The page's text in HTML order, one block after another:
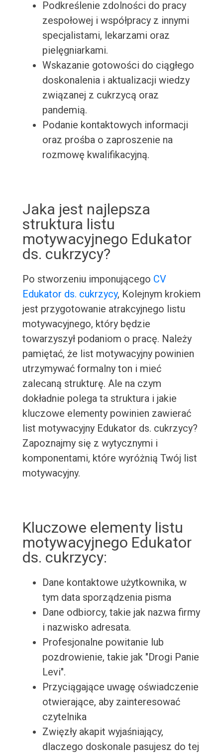
Podkreślenie zdolności do pracy
zespołowej i współpracy z innymi
specjalistami, lekarzami oraz
pielęgniarkami.
Wskazanie gotowości do ciągłego
doskonalenia i aktualizacji wiedzy
związanej z cukrzycą oraz
pandemią.
Podanie kontaktowych informacji
oraz prośba o zaproszenie na
rozmowę kwalifikacyjną.
Jaka jest najlepsza
struktura listu
motywacyjnego Edukator
ds. cukrzycy?
Po stworzeniu imponującego CV
Edukator ds. cukrzycy, Kolejnym krokiem
jest przygotowanie atrakcyjnego listu
motywacyjnego, który będzie
towarzyszył podaniom o pracę. Należy
pamiętać, że list motywacyjny powinien
utrzymywać formalny ton i mieć
zalecaną strukturę. Ale na czym
dokładnie polega ta struktura i jakie
kluczowe elementy powinien zawierać
list motywacyjny Edukator ds. cukrzycy?
Zapoznajmy się z wytycznymi i
komponentami, które wyróżnią Twój list
motywacyjny.
Kluczowe elementy listu
motywacyjnego Edukator
ds. cukrzycy:
Dane kontaktowe użytkownika, w
tym data sporządzenia pisma
Dane odbiorcy, takie jak nazwa firmy
i nazwisko adresata.
Profesjonalne powitanie lub
pozdrowienie, takie jak "Drogi Panie
Levi".
Przyciągające uwagę oświadczenie
otwierające, aby zainteresować
czytelnika
Zwięzły akapit wyjaśniający,
dlaczego doskonale pasujesz do tej